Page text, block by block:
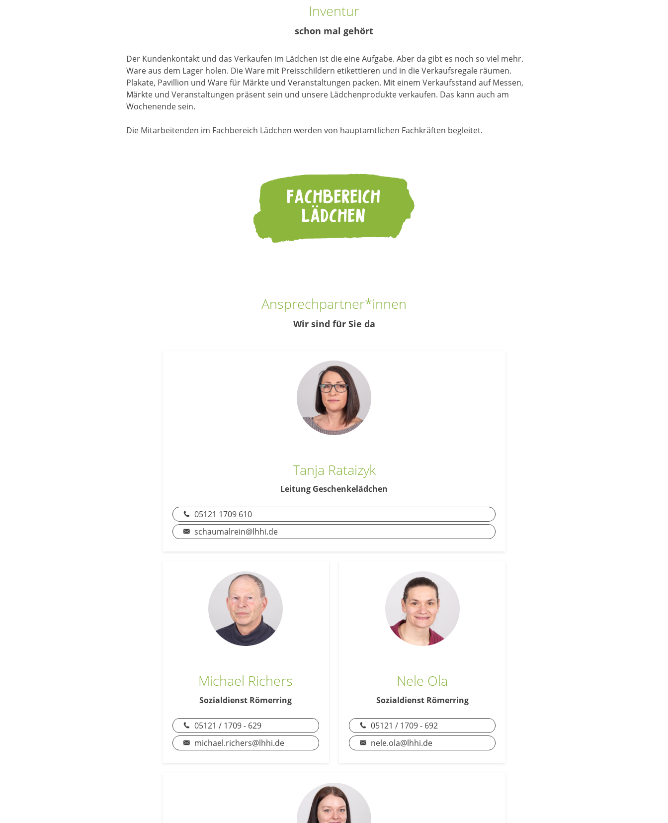
Inventur
schon mal gehört
Der Kundenkontakt und das Verkaufen im Lädchen ist die eine Aufgabe. Aber da gibt es noch so viel mehr.
Ware aus dem Lager holen. Die Ware mit Preisschildern etikettieren und in die Verkaufsregale räumen.
Plakate, Pavillion und Ware für Märkte und Veranstaltungen packen. Mit einem Verkaufsstand auf Messen,
Märkte und Veranstaltungen präsent sein und unsere Lädchenprodukte verkaufen. Das kann auch am
Wochenende sein.
Die Mitarbeitenden im Fachbereich Lädchen werden von hauptamtlichen Fachkräften begleitet.
Ansprechpartner*innen
Wir sind für Sie da
Tanja Rataizyk
Leitung Geschenkelädchen
05121 1709 610
schaumalrein@lhhi.de
Michael Richers
Sozialdienst Römerring
05121 / 1709 - 629
michael.richers@lhhi.de
Nele Ola
Sozialdienst Römerring
05121 / 1709 - 692
nele.ola@lhhi.de